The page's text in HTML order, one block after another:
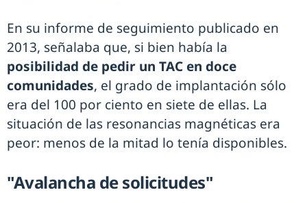
En su informe de seguimiento publicado en
2013, señalaba que, si bien había la
posibilidad de pedir un TAC en doce
comunidades, el grado de implantación sólo
era del 100 por ciento en siete de ellas. La
situación de las resonancias magnéticas era
peor: menos de la mitad lo tenía disponibles.
"Avalancha de solicitudes"